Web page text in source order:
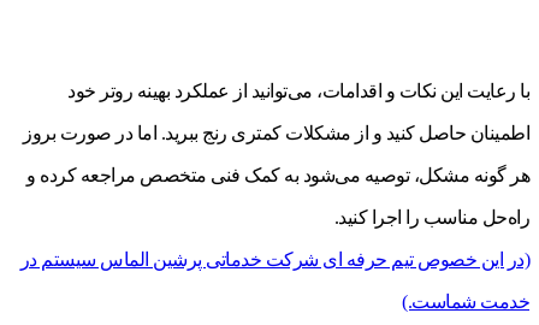
با رعایت این نکات و اقدامات، می‌توانید از عملکرد بهینه روتر خود
اطمینان حاصل کنید و از مشکلات کمتری رنج ببرید. اما در صورت بروز
هر گونه مشکل، توصیه می‌شود به کمک فنی متخصص مراجعه کرده و
راه‌حل مناسب را اجرا کنید.
(در این خصوص تیم حرفه ای شرکت خدماتی پرشین الماس سیستم در
خدمت شماست.)